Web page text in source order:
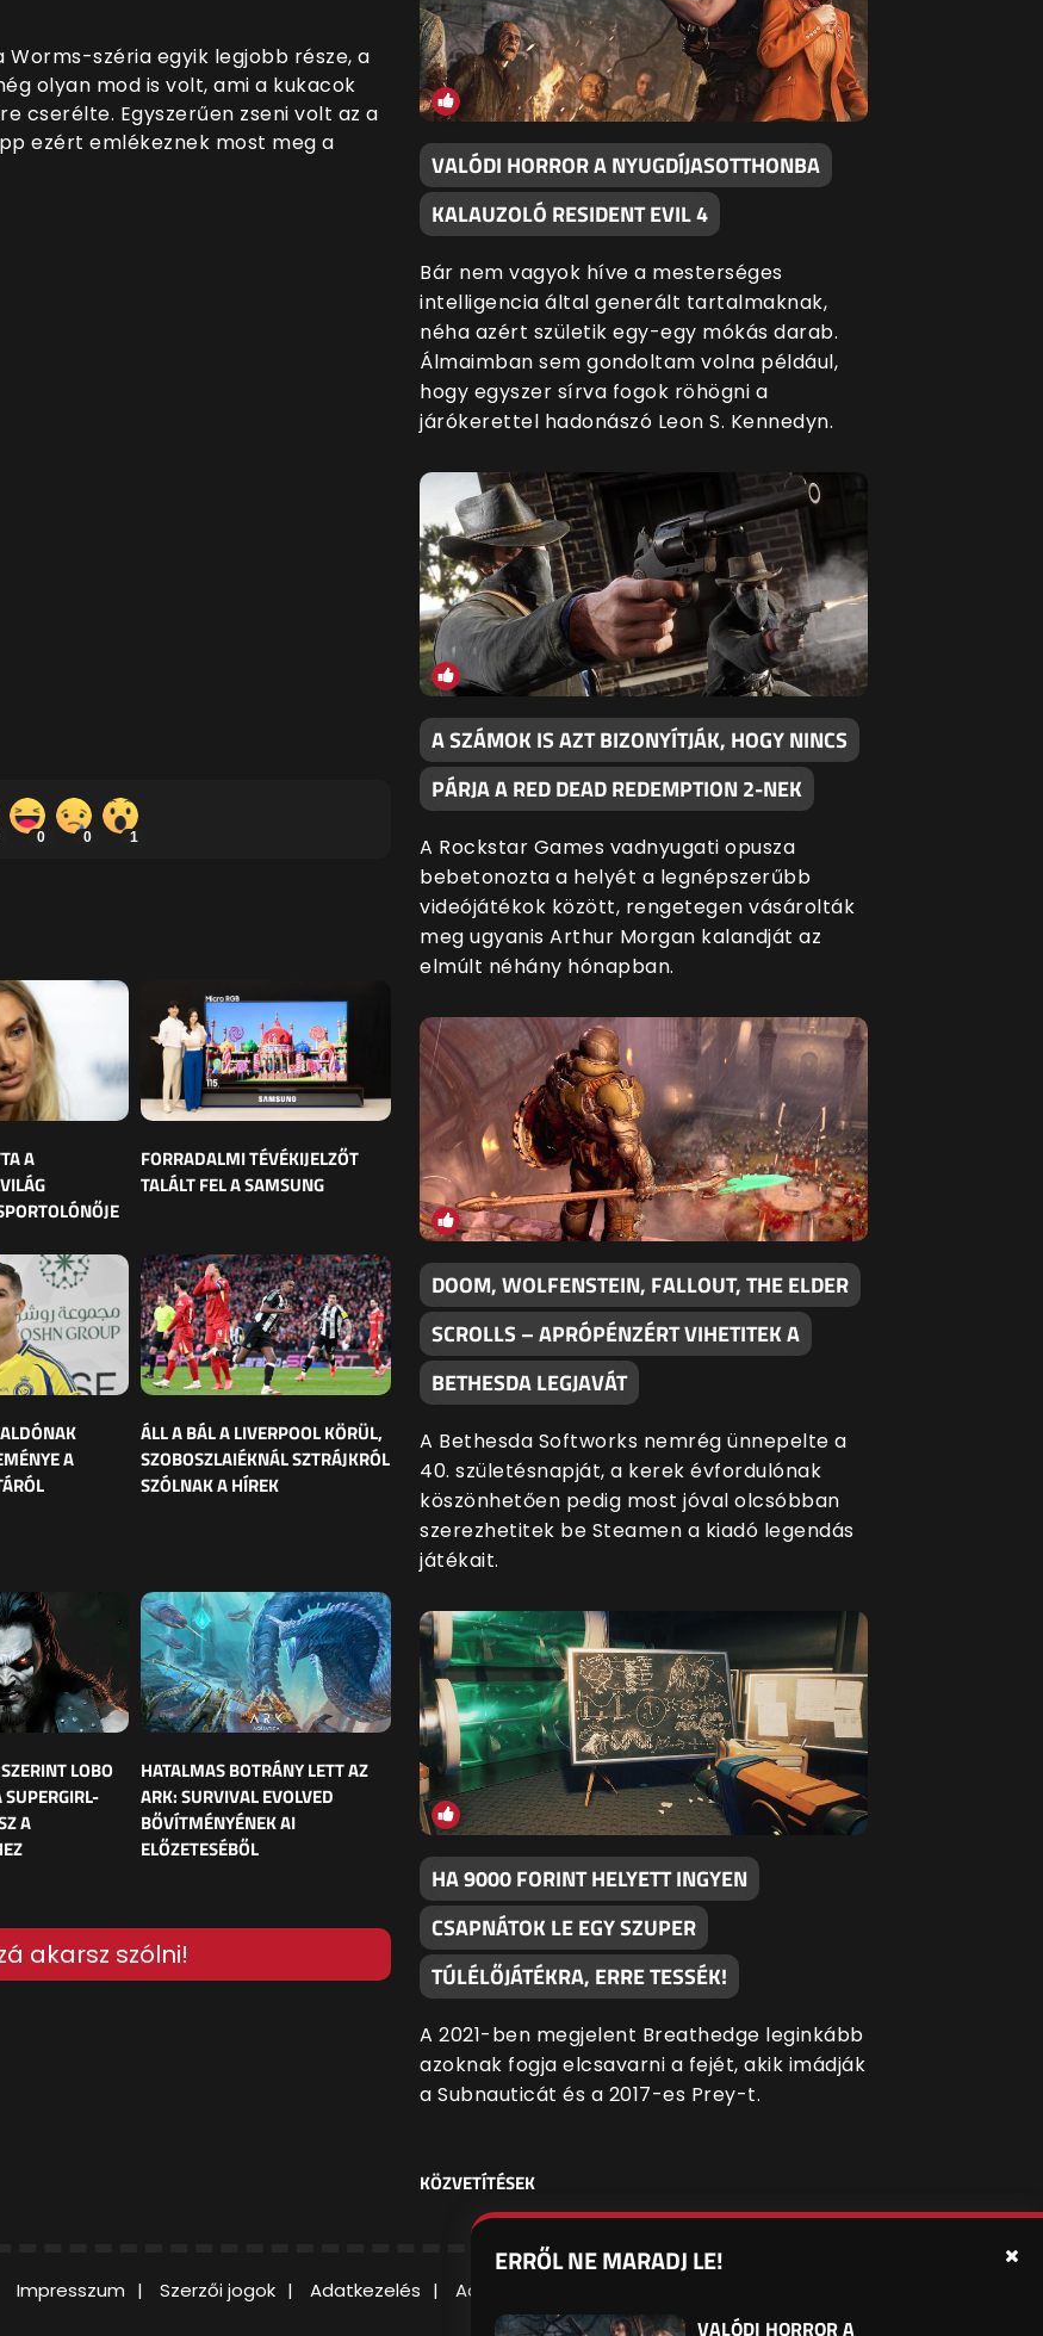
széria egyik legjobb része, a
olyan mod is volt, ami a kukacok
cserélte. Egyszerűen zseni volt az a
ezért emlékeznek most meg a
0 0 1
A
FORRADALMI TÉVÉKIJELZŐT
TALÁLT FEL A SAMSUNG
A
ÁLL A BÁL A LIVERPOOL KÖRÜL,
SZOBOSZLAIÉKNÁL SZTRÁJKRÓL
SZÓLNAK A HÍREK
LOBO
SUPERGIRL-
A
HATALMAS BOTRÁNY LETT AZ
ARK: SURVIVAL EVOLVED
BŐVÍTMÉNYÉNEK AI
ELŐZETESÉBŐL
akarsz szólni!
VALÓDI HORROR A NYUGDÍJASOTTHONBA
KALAUZOLÓ RESIDENT EVIL 4
Bár nem vagyok híve a mesterséges
intelligencia által generált tartalmaknak,
néha azért születik egy-egy mókás darab.
Álmaimban sem gondoltam volna például,
hogy egyszer sírva fogok röhögni a
járókerettel hadonászó Leon S. Kennedyn.
A SZÁMOK IS AZT BIZONYÍTJÁK, HOGY NINCS
PÁRJA A RED DEAD REDEMPTION 2-NEK
A Rockstar Games vadnyugati opusza
bebetonozta a helyét a legnépszerűbb
videójátékok között, rengetegen vásárolták
meg ugyanis Arthur Morgan kalandját az
elmúlt néhány hónapban.
DOOM, WOLFENSTEIN, FALLOUT, THE ELDER
SCROLLS – APRÓPÉNZÉRT VIHETITEK A
BETHESDA LEGJAVÁT
A Bethesda Softworks nemrég ünnepelte a
40. születésnapját, a kerek évfordulónak
köszönhetően pedig most jóval olcsóbban
szerezhetitek be Steamen a kiadó legendás
játékait.
HA 9000 FORINT HELYETT INGYEN
CSAPNÁTOK LE EGY SZUPER
TÚLÉLŐJÁTÉKRA, ERRE TESSÉK!
A 2021-ben megjelent Breathedge leginkább
azoknak fogja elcsavarni a fejét, akik imádják
a Subnauticát és a 2017-es Prey-t.
KÖZVETÍTÉSEK
Impresszum Szerzői jogok Adatkezelés Adatvédelmi beállítások
Felhasználási Feltételek
ERRŐL NE MARADJ LE!
VALÓDI HORROR A